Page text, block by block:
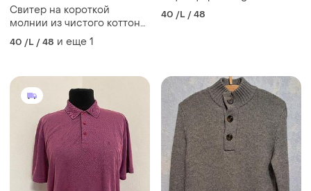
Свитер на короткой
молнии из чистого коттона
.германия ragman
40 /L / 48 и еще 1
40 /L / 48